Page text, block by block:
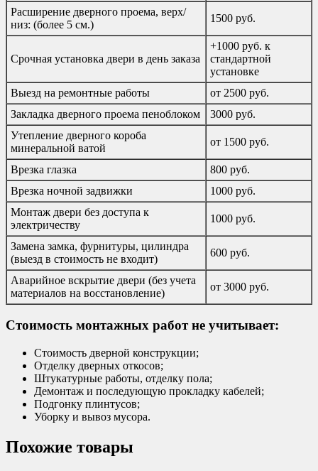
Расширение дверного проема, верх/
низ: (более 5 см.)
1500 руб.
Срочная установка двери в день заказа
+1000 руб. к
стандартной
установке
Выезд на ремонтные работы
от 2500 руб.
Закладка дверного проема пеноблоком
3000 руб.
Утепление дверного короба
минеральной ватой
от 1500 руб.
Врезка глазка
800 руб.
Врезка ночной задвижки
1000 руб.
Монтаж двери без доступа к
электричеству
1000 руб.
Замена замка, фурнитуры, цилиндра
(выезд в стоимость не входит)
600 руб.
Аварийное вскрытие двери (без учета
материалов на восстановление)
от 3000 руб.
Стоимость монтажных работ не учитывает:
Стоимость дверной конструкции;
Отделку дверных откосов;
Штукатурные работы, отделку пола;
Демонтаж и последующую прокладку кабелей;
Подгонку плинтусов;
Уборку и вывоз мусора.
Похожие товары